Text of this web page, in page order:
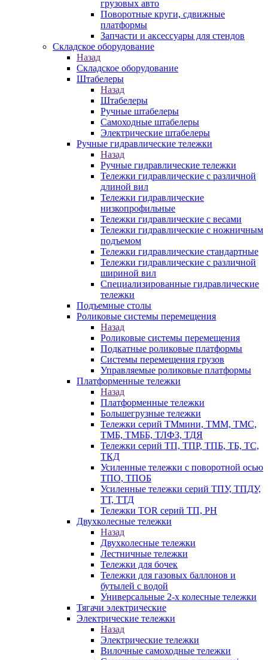
грузовых авто
Поворотные круги, сдвижные
платформы
Запчасти и аксессуары для стендов
Складское оборудование
Назад
Складское оборудование
Штабелеры
Назад
Штабелеры
Ручные штабелеры
Самоходные штабелеры
Электрические штабелеры
Ручные гидравлические тележки
Назад
Ручные гидравлические тележки
Тележки гидравлические с различной
длиной вил
Тележки гидравлические
низкопрофильные
Тележки гидравлические с весами
Тележки гидравлические с ножничным
подъемом
Тележки гидравлические стандартные
Тележки гидравлические с различной
шириной вил
Специализированные гидравлические
тележки
Подъемные столы
Роликовые системы перемещения
Назад
Роликовые системы перемещения
Подкатные роликовые платформы
Системы перемещения грузов
Управляемые роликовые платформы
Платформенные тележки
Назад
Платформенные тележки
Большегрузные тележки
Тележки серий ТМмини, ТММ, ТМС,
ТМБ, ТМББ, ТЛФЗ, ТДЯ
Тележки серий ТП, ТПР, ТПБ, ТБ, ТС,
ТКД
Усиленные тележки с поворотной осью
ТПО, ТПОБ
Усиленные тележки серий ТПУ, ТПДУ,
ТТ, ТТД
Тележки TOR серий ТП, PH
Двухколесные тележки
Назад
Двухколесные тележки
Лестничные тележки
Тележки для бочек
Тележки для газовых баллонов и
бутылей с водой
Универсальные 2-х колесные тележки
Тягачи электрические
Электрические тележки
Назад
Электрические тележки
Вилочные самоходные тележки